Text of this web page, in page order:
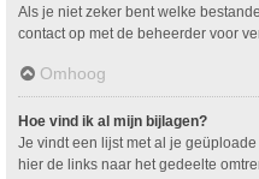
Als je niet zeker bent welke
contact op met de beheerder voor
Omhoog
Hoe vind ik al mijn bijlagen?
Je vindt een lijst met al je
hier de links naar het gedeelte